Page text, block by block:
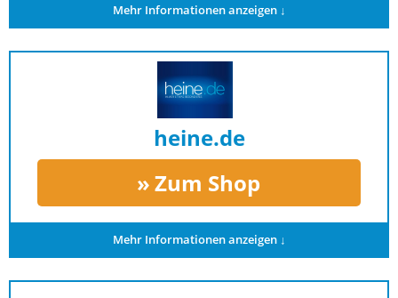
Mehr Informationen anzeigen ↓
heine.de
Zum Shop
Mehr Informationen anzeigen ↓